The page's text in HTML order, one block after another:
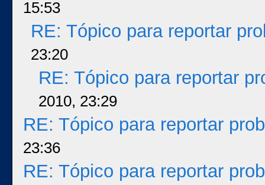
15:53
RE: Tópico para reportar
23:20
RE: Tópico para reportar
2010, 23:29
RE: Tópico para reportar
23:36
RE: Tópico para reportar